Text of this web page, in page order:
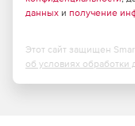
важно, чтобы
туда.
данных и получение
Этот сайт защищен
об условиях обработки